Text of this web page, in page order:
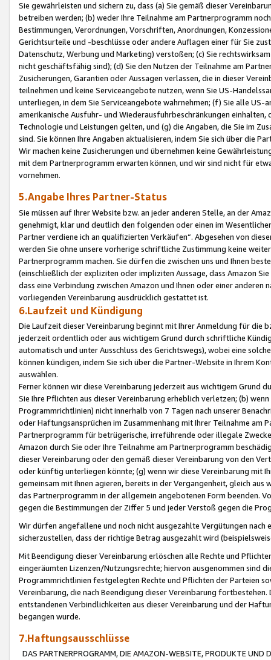
Sie gewährleisten und sichern zu, dass (a) Sie gemäß dieser
betreiben werden; (b) weder Ihre Teilnahme am Partnerprogramm
Bestimmungen, Verordnungen, Vorschriften, Anordnungen,
Gerichtsurteile und -beschlüsse oder andere Auflagen einer für Sie
Datenschutz, Werbung und Marketing) verstoßen; (c) Sie
nicht geschäftsfähig sind); (d) Sie den Nutzen der Teilnahme am
Zusicherungen, Garantien oder Aussagen verlassen, die in dieser
teilnehmen und keine Serviceangebote nutzen, wenn Sie US-
unterliegen, in dem Sie Serviceangebote wahrnehmen; (f) Sie alle
amerikanische Ausfuhr- und Wiederausfuhrbeschränkungen
Technologie und Leistungen gelten, und (g) die Angaben, die Sie im
sind. Sie können Ihre Angaben aktualisieren, indem Sie sich über die
Wir machen keine Zusicherungen und übernehmen keine
mit dem Partnerprogramm erwarten können, und wir sind nicht für
vornehmen.
5.Angabe Ihres Partner-Status
Sie müssen auf Ihrer Website bzw. an jeder anderen Stelle, an der
genehmigt, klar und deutlich den folgenden oder einen im
Partner verdiene ich an qualifizierten Verkäufen“. Abgesehen von
werden Sie ohne unsere vorherige schriftliche Zustimmung keine
Partnerprogramm machen. Sie dürfen die zwischen uns und Ihnen
(einschließlich der expliziten oder impliziten Aussage, dass Amazon
dass eine Verbindung zwischen Amazon und Ihnen oder einer
vorliegenden Vereinbarung ausdrücklich gestattet ist.
6.Laufzeit und Kündigung
Die Laufzeit dieser Vereinbarung beginnt mit Ihrer Anmeldung für die
jederzeit ordentlich oder aus wichtigem Grund durch schriftliche
automatisch und unter Ausschluss des Gerichtswegs), wobei eine
können kündigen, indem Sie sich über die Partner-Website in Ihrem
auswählen.
Ferner können wir diese Vereinbarung jederzeit aus wichtigem Grund
Sie Ihre Pflichten aus dieser Vereinbarung erheblich verletzen; (b)
Programmrichtlinien) nicht innerhalb von 7 Tagen nach unserer
oder Haftungsansprüchen im Zusammenhang mit Ihrer Teilnahme am
Partnerprogramm für betrügerische, irreführende oder illegale
Amazon durch Sie oder Ihre Teilnahme am Partnerprogramm
dieser Vereinbarung oder den gemäß dieser Vereinbarung von den
oder künftig unterliegen könnte; (g) wenn wir diese Vereinbarung mit
gemeinsam mit Ihnen agieren, bereits in der Vergangenheit, gleich
das Partnerprogramm in der allgemein angebotenen Form beenden.
gegen die Bestimmungen der Ziffer 5 und jeder Verstoß gegen die
Wir dürfen angefallene und noch nicht ausgezahlte Vergütungen
sicherzustellen, dass der richtige Betrag ausgezahlt wird
Mit Beendigung dieser Vereinbarung erlöschen alle Rechte und
eingeräumten Lizenzen/Nutzungsrechte; hiervon ausgenommen sind
Programmrichtlinien festgelegten Rechte und Pflichten der Parteien
Vereinbarung, die nach Beendigung dieser Vereinbarung
entstandenen Verbindlichkeiten aus dieser Vereinbarung und der
begangen wurde.
7.Haftungsausschlüsse
DAS PARTNERPROGRAMM, DIE AMAZON-WEBSITE, PRODUKTE UND